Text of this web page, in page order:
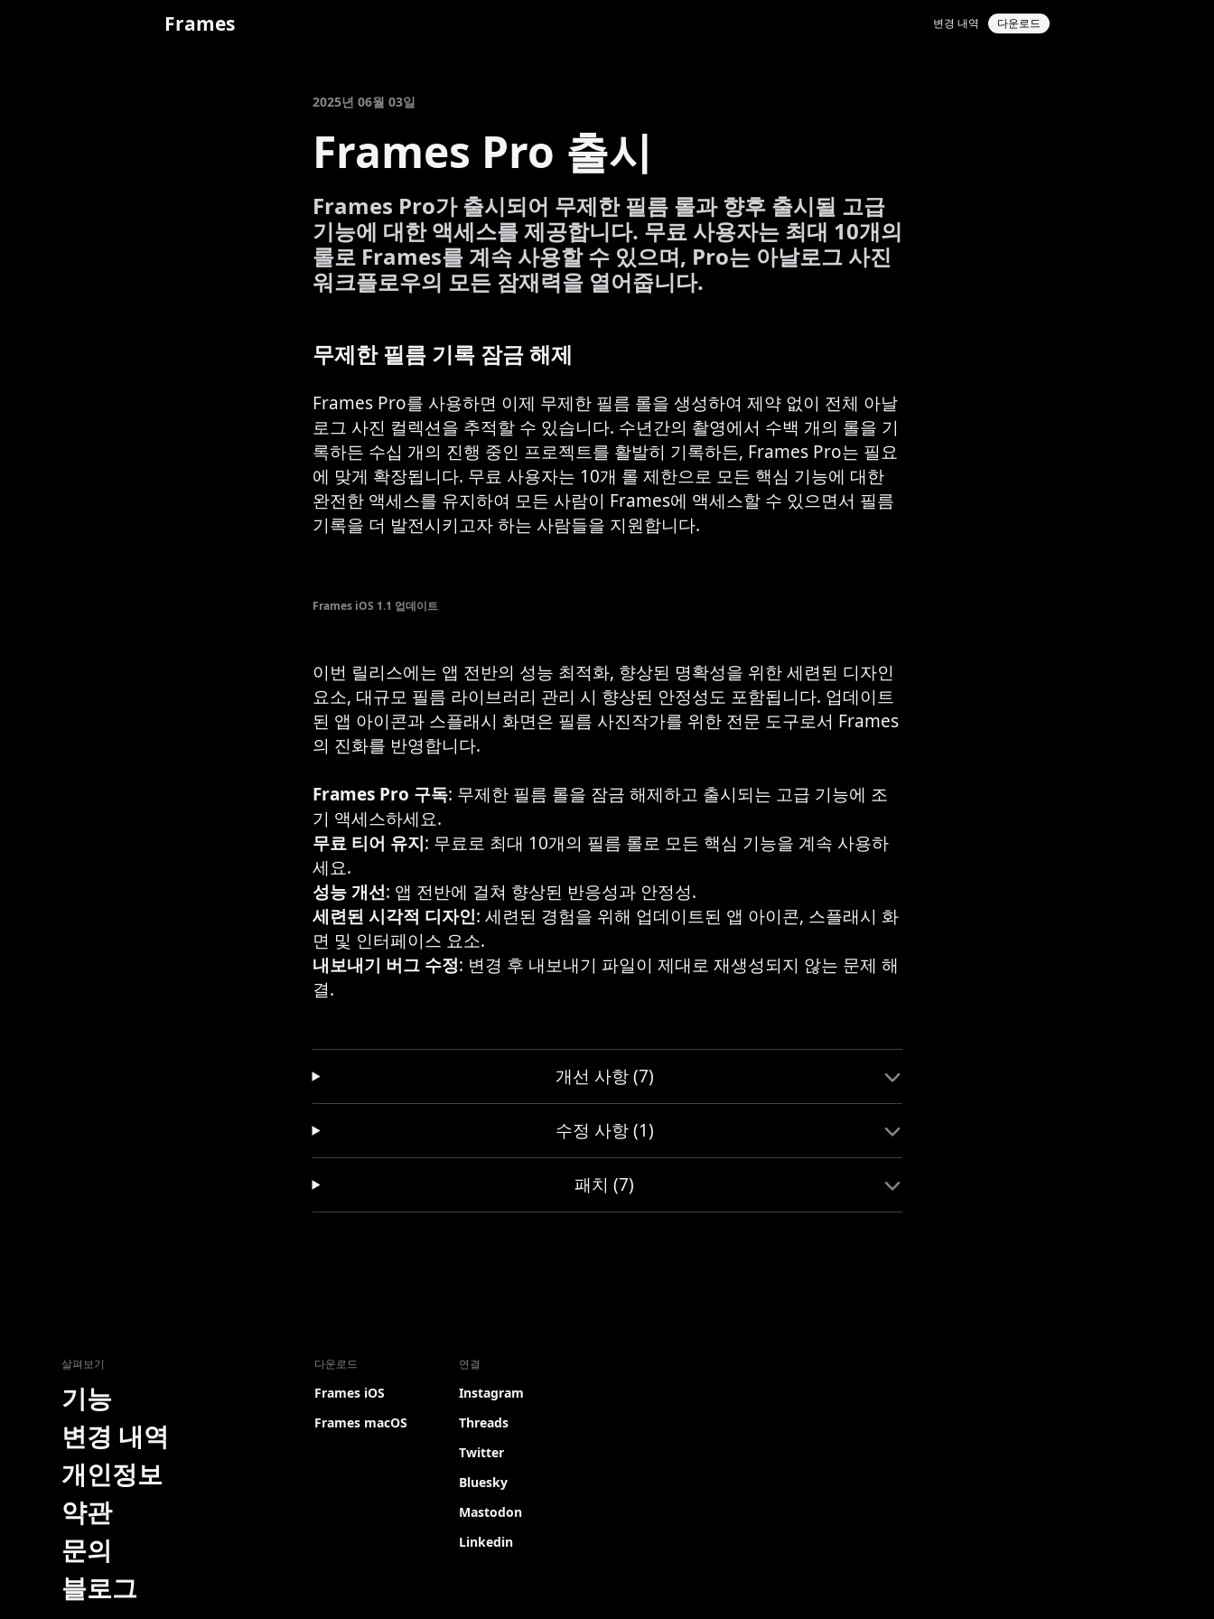
Frames 변경 내역 다운로드
2025년 06월 03일
Frames Pro 출시
Frames Pro가 출시되어 무제한 필름 롤과 향후 출시될 고급
기능에 대한 액세스를 제공합니다. 무료 사용자는 최대 10개의
롤로 Frames를 계속 사용할 수 있으며, Pro는 아날로그 사진
워크플로우의 모든 잠재력을 열어줍니다.
무제한 필름 기록 잠금 해제
Frames Pro를 사용하면 이제 무제한 필름 롤을 생성하여 제약 없이 전체 아날
로그 사진 컬렉션을 추적할 수 있습니다. 수년간의 촬영에서 수백 개의 롤을 기
록하든 수십 개의 진행 중인 프로젝트를 활발히 기록하든, Frames Pro는 필요
에 맞게 확장됩니다. 무료 사용자는 10개 롤 제한으로 모든 핵심 기능에 대한
완전한 액세스를 유지하여 모든 사람이 Frames에 액세스할 수 있으면서 필름
기록을 더 발전시키고자 하는 사람들을 지원합니다.
Frames iOS 1.1 업데이트
이번 릴리스에는 앱 전반의 성능 최적화, 향상된 명확성을 위한 세련된 디자인
요소, 대규모 필름 라이브러리 관리 시 향상된 안정성도 포함됩니다. 업데이트
된 앱 아이콘과 스플래시 화면은 필름 사진작가를 위한 전문 도구로서 Frames
의 진화를 반영합니다.
Frames Pro 구독: 무제한 필름 롤을 잠금 해제하고 출시되는 고급 기능에 조
기 액세스하세요.
무료 티어 유지: 무료로 최대 10개의 필름 롤로 모든 핵심 기능을 계속 사용하
세요.
성능 개선: 앱 전반에 걸쳐 향상된 반응성과 안정성.
세련된 시각적 디자인: 세련된 경험을 위해 업데이트된 앱 아이콘, 스플래시 화
면 및 인터페이스 요소.
내보내기 버그 수정: 변경 후 내보내기 파일이 제대로 재생성되지 않는 문제 해
결.
개선 사항 (7)
수정 사항 (1)
패치 (7)
살펴보기
기능
변경 내역
개인정보
약관
문의
블로그
다운로드
Frames iOS
Frames macOS
연결
Instagram
Threads
Twitter
Bluesky
Mastodon
Linkedin